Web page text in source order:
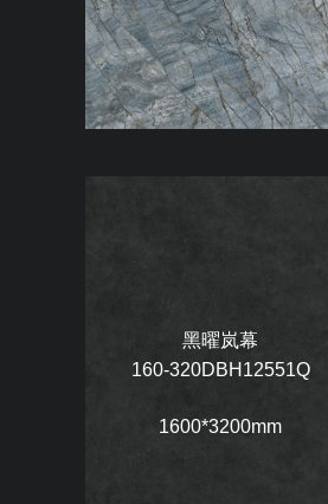
黑曜岚幕
160-320DBH12551Q
1600*3200mm